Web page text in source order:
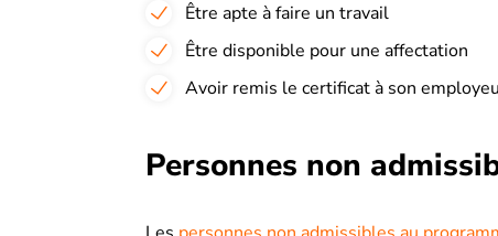
Être apte à faire un travail
Être disponible pour une affectation
Avoir remis le certificat à son
Personnes non